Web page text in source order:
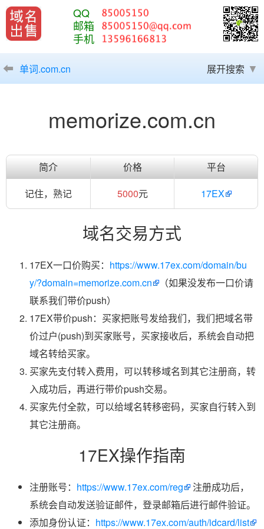
QQ
邮箱
手机
单词.com.cn 展开搜索
memorize.com.cn
简介 价格
平台
记住，熟记
5000元 17EX
域名交易方式
17EX一口价购买： https://www.17ex.com/domain/bu
y/?domain=memorize.com.cn
（如果没发布一口价请
联系我们带价push）
17EX带价push：买家把账号发给我们，我们把域名带
价过户(push)到买家账号，买家接收后，系统会自动把
域名转给买家。
买家先支付转入费用，可以转移域名到其它注册商，转
入成功后，再进行带价push交易。
买家先付全款，可以给域名转移密码，买家自行转入到
其它注册商。
17EX操作指南
注册账号： https://www.17ex.com/reg
注册成功后，
系统会自动发送验证邮件，登录邮箱后进行邮件验证。
添加身份认证： https://www.17ex.com/auth/idcard/list